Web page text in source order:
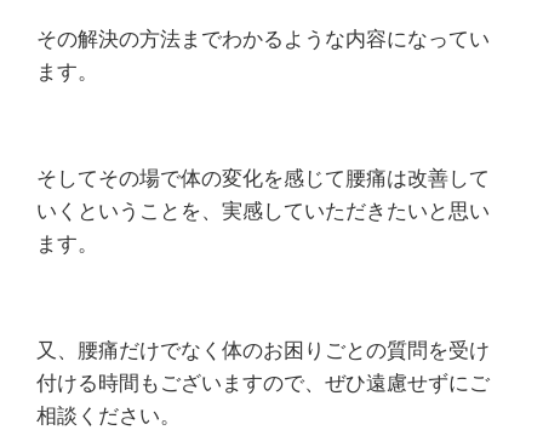
その解決の方法までわかるような内容になってい
ます。
そしてその場で体の変化を感じて腰痛は改善して
いくということを、実感していただきたいと思い
ます。
又、腰痛だけでなく体のお困りごとの質問を受け
付ける時間もございますので、ぜひ遠慮せずにご
相談ください。